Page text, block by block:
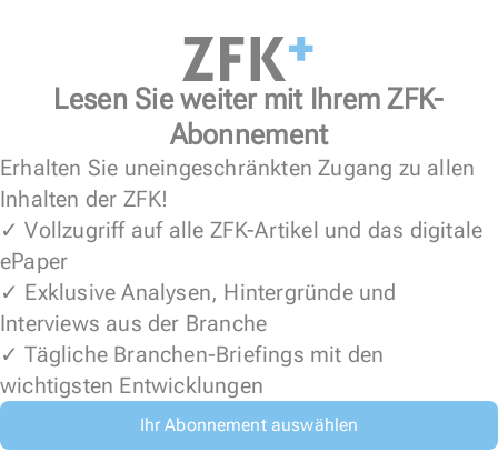
Lesen Sie weiter mit Ihrem ZFK-
Abonnement
Erhalten Sie uneingeschränkten Zugang zu allen
Inhalten der ZFK!
✓ Vollzugriff auf alle ZFK-Artikel und das digitale
ePaper
✓ Exklusive Analysen, Hintergründe und
Interviews aus der Branche
✓ Tägliche Branchen-Briefings mit den
wichtigsten Entwicklungen
Ihr Abonnement auswählen